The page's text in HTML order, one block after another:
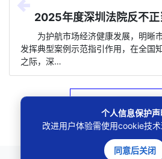
2025年度深圳法院反不正
为护航市场经济健康发展，明晰
发挥典型案例示范指引作用，在全国
之际，深…
个人信息保护声
改进用户体验需使用cookie技术
同意后关闭